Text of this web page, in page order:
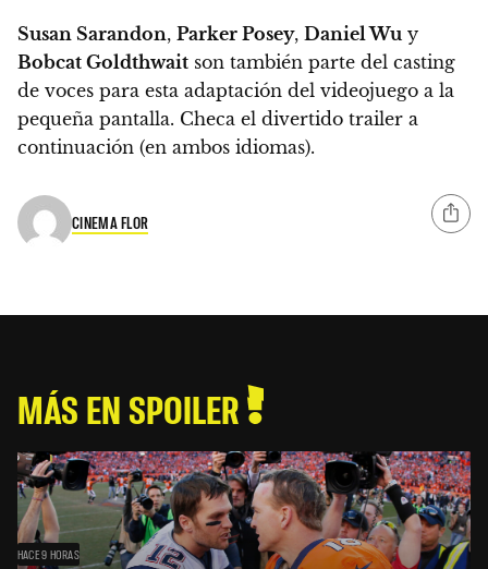
Susan Sarandon, Parker Posey, Daniel Wuy
Bobcat Goldthwait son también parte del casting
de voces para esta adaptación del videojuego a la
pequeña pantalla. Checa el divertido trailer a
continuación (en ambos idiomas).
CINEMA FLOR
MÁS EN SPOILER
HACE 9 HORAS